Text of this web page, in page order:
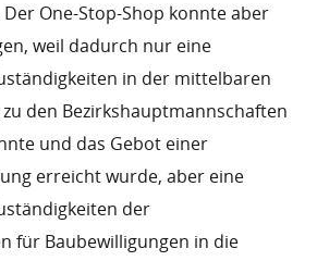
One-Stop-Shop konnte aber
weil dadurch nur eine
in der mittelbaren
den Bezirkshauptmannschaften
und das Gebot einer
erreicht wurde, aber eine
der
für Baubewilligungen in die